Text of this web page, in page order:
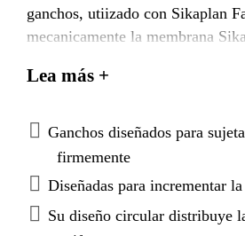
ganchos, utiizado con Sikaplan
mecanicamente la membrana
desgarre.
Lea más +
Ganchos diseñados para
firmemente
Diseñadas para incrementar
Su diseño circular distribuye